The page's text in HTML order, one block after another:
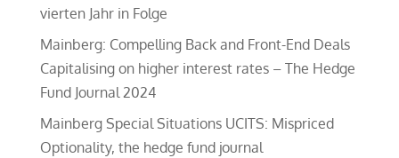
vierten Jahr in Folge
Mainberg: Compelling Back and Front-End Deals
Capitalising on higher interest rates – The Hedge
Fund Journal 2024
Mainberg Special Situations UCITS: Mispriced
Optionality, the hedge fund journal